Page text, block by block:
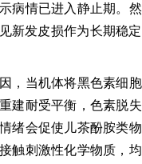
病情已进入静止期。
新发皮损作为长期稳定
，当机体将黑色素细
建耐受平衡，色素脱
绪会促使儿茶酚胺类物
触刺激性化学物质，